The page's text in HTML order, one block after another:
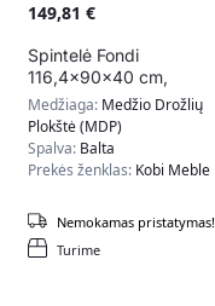
149,81€
Spintelė Fondi
116,4x90x40 cm,
smėlio spalvos
Medžiaga: Medžio Drožlių
Plokštė (MDP)
Spalva: Balta
Prekės ženklas: Kobi Meble
Turime
Nemokamas pristatymas!